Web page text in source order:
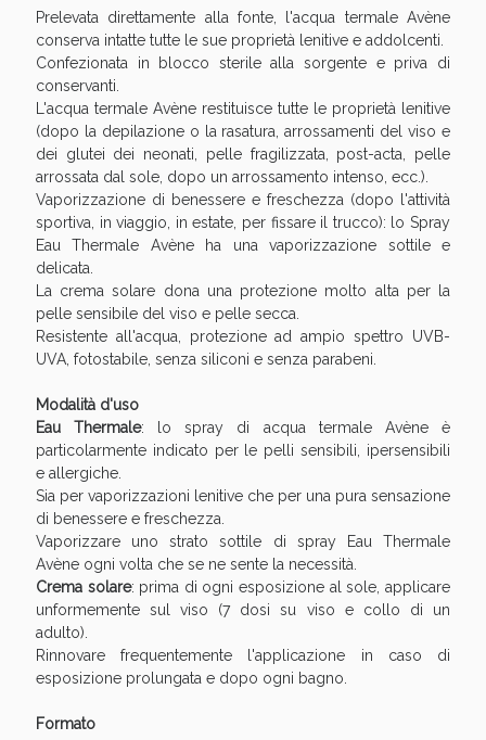
Prelevata direttamente alla fonte, l'acqua termale Avène
conserva intatte tutte le sue proprietà lenitive e addolcenti.
Confezionata in blocco sterile alla sorgente e priva di
conservanti.
L'acqua termale Avène restituisce tutte le proprietà lenitive
(dopo la depilazione o la rasatura, arrossamenti del viso e
dei glutei dei neonati, pelle fragilizzata, post-acta, pelle
arrossata dal sole, dopo un arrossamento intenso, ecc.).
Vaporizzazione di benessere e freschezza (dopo l'attività
sportiva, in viaggio, in estate, per fissare il trucco): lo Spray
Eau Thermale Avène ha una vaporizzazione sottile e
delicata.
La crema solare dona una protezione molto alta per la
pelle sensibile del viso e pelle secca.
Resistente all'acqua, protezione ad ampio spettro UVB-
UVA, fotostabile, senza siliconi e senza parabeni.
Modalità d'uso
Eau Thermale: lo spray di acqua termale Avène è
particolarmente indicato per le pelli sensibili, ipersensibili
e allergiche.
Sia per vaporizzazioni lenitive che per una pura sensazione
di benessere e freschezza.
Vaporizzare uno strato sottile di spray Eau Thermale
Avène ogni volta che se ne sente la necessità.
Crema solare: prima di ogni esposizione al sole, applicare
unformemente sul viso (7 dosi su viso e collo di un
adulto).
Rinnovare frequentemente l'applicazione in caso di
esposizione prolungata e dopo ogni bagno.
Formato
Sconto fino al 55% disponibile oggi!
Vie Urinarie e Prostata: Sconti fino al 45% oggi!